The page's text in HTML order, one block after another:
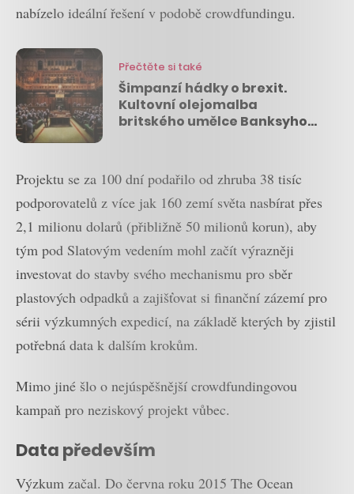
nabízelo ideální řešení v podobě crowdfundingu.
Přečtěte si také
Šimpanzí hádky o brexit.
Kultovní olejomalba
britského umělce Banksyho
Projektu se za 100 dní podařilo od zhruba 38 tisíc
podporovatelů z více jak 160 zemí světa nasbírat přes
2,1 milionu dolarů (přibližně 50 milionů korun), aby
tým pod Slatovým vedením mohl začít výrazněji
investovat do stavby svého mechanismu pro sběr
plastových odpadků a zajišťovat si finanční zázemí pro
sérii výzkumných expedicí, na základě kterých by zjistil
potřebná data k dalším krokům.
Mimo jiné šlo o nejúspěšnější crowdfundingovou
kampaň pro neziskový projekt vůbec.
Data především
Výzkum začal. Do června roku 2015 The Ocean